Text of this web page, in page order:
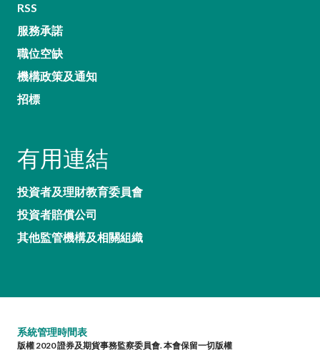
RSS
服務承諾
職位空缺
機構政策及通知
招標
有用連結
投資者及理財教育委員會
投資者賠償公司
其他監管機構及相關組織
系統管理時間表
版權 2020 證券及期貨事務監察委員會. 本會保留一切版權